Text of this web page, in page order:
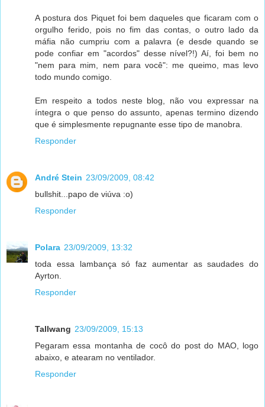
A postura dos Piquet foi bem daqueles que ficaram com o
orgulho ferido, pois no fim das contas, o outro lado da
máfia não cumpriu com a palavra (e desde quando se
pode confiar em "acordos" desse nível?!) Aí, foi bem no
"nem para mim, nem para você": me queimo, mas levo
todo mundo comigo.
Em respeito a todos neste blog, não vou expressar na
íntegra o que penso do assunto, apenas termino dizendo
que é simplesmente repugnante esse tipo de manobra.
Responder
André Stein 23/09/2009, 08:42
bullshit...papo de viúva :o)
Responder
Polara 23/09/2009, 13:32
toda essa lambança só faz aumentar as saudades do
Ayrton.
Responder
Tallwang 23/09/2009, 15:13
Pegaram essa montanha de cocô do post do MAO, logo
abaixo, e atearam no ventilador.
Responder